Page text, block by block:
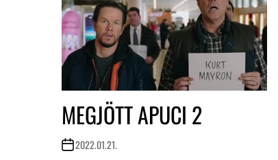
MEGJÖTT APUCI 2
2022.01.21.